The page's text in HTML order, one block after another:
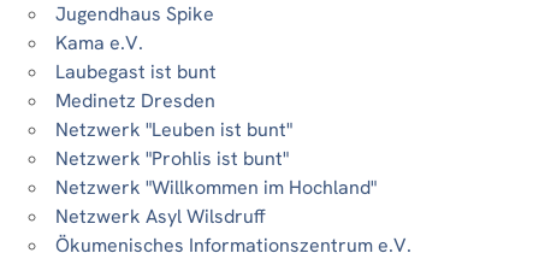
Jugendhaus Spike
Kama e.V.
Laubegast ist bunt
Medinetz Dresden
Netzwerk "Leuben ist bunt"
Netzwerk "Prohlis ist bunt"
Netzwerk "Willkommen im Hochland"
Netzwerk Asyl Wilsdruff
Ökumenisches Informationszentrum e.V.